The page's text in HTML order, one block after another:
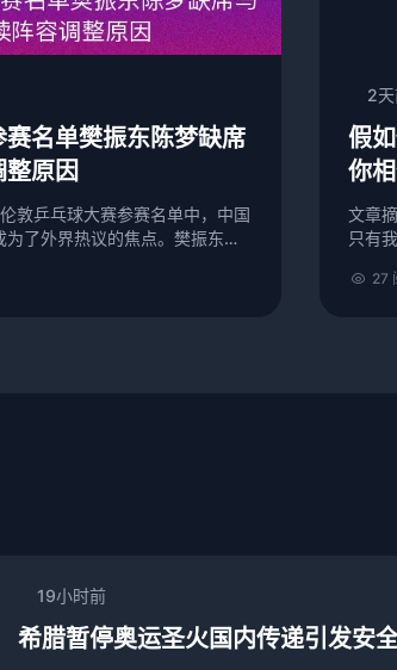
赛名单樊振东陈梦缺席
原因
敦乒乓球大赛参赛名单中，中国
了外界热议的焦点。樊振东和
琳对阵容的调整进行了详细解
2
假
你
文章
只有
27
19小时前
希腊暂停奥运圣火国内传递引发安